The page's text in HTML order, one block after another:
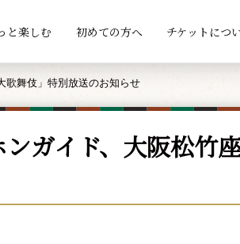
と楽しむ 初めての方へ チケットにつ
歌舞伎」特別放送のお知らせ
ガイド、大阪松竹